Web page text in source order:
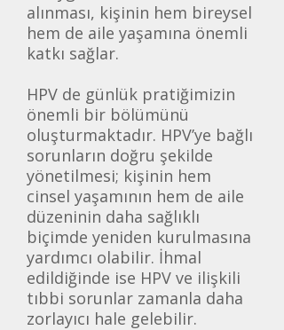
alınması, kişinin hem bireysel
hem de aile yaşamına önemli
katkı sağlar.
HPV de günlük pratiğimizin
önemli bir bölümünü
oluşturmaktadır. HPV’ye bağlı
sorunların doğru şekilde
yönetilmesi; kişinin hem
cinsel yaşamının hem de aile
düzeninin daha sağlıklı
biçimde yeniden kurulmasına
yardımcı olabilir. İhmal
edildiğinde ise HPV ve ilişkili
tıbbi sorunlar zamanla daha
zorlayıcı hale gelebilir.